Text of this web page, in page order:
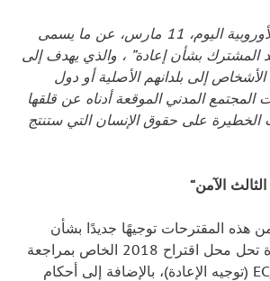
ع كشف المفوضية الأوروبية اليوم، 11 مارس، عن ما يسمى
المشترك بشأن إعادة” ، والذي يهدف إلى
إلى بلدانهم الأصلية أو دول
المجتمع المدني الموقعة أدناه عن قلقها
الخطيرة على حقوق الإنسان التي ستنتج
الآمن“
هذه المقترحات توجيهًا جديدًا بشأن
الإعادة أو لائحة جديدة تحل محل اقتراح 2018 الخاص بمراجعة
التوجيه 2008/115/EC (توجيه الإعادة)، بالإضافة إلى أحكام